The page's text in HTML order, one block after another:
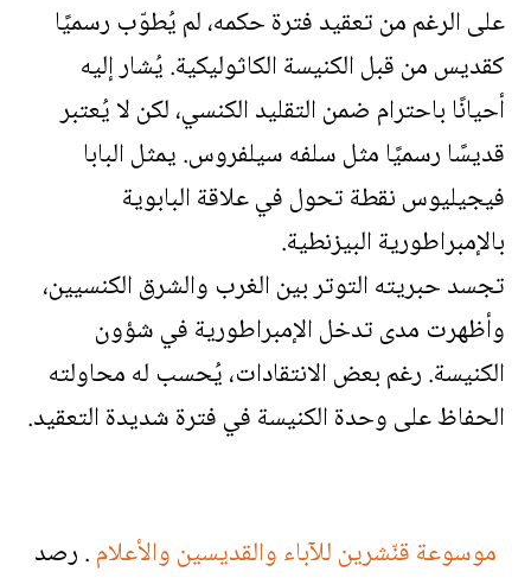
على الرغم من تعقيد فترة حكمه، لم يُطوّب رسميًا
كقديس من قبل الكنيسة الكاثوليكية. يُشار إليه
أحيانًا باحترام ضمن التقليد الكنسي، لكن لا يُعتبر
قديسًا رسميًا مثل سلفه سيلفروس. يمثل البابا
فيجيليوس نقطة تحول في علاقة البابوية
بالإمبراطورية البيزنطية.
تجسد حبريته التوتر بين الغرب والشرق الكنسيين،
وأظهرت مدى تدخل الإمبراطورية في شؤون
الكنيسة. رغم بعض الانتقادات، يُحسب له محاولته
الحفاظ على وحدة الكنيسة في فترة شديدة التعقيد.
موسوعة قنّشرين للآباء والقديسين والأعلام. رصد